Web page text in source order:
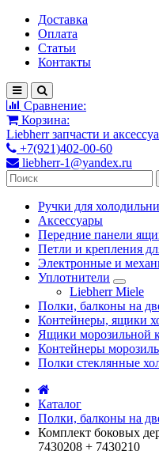
Доставка
Оплата
Статьи
Контакты
Сравнение:
Корзина:
Liebherr запчасти и
+7(921)402-00-60
liebherr-1@yandex.ru
Ручки для
Аксессуары
Передние панели
Петли и крепления
Электронные и
Уплотнители
Liebherr Miele
Полки, балконы на
Контейнеры, ящики
Ящики морозильной
Контейнеры
Полки стеклянные
Каталог
Полки, балконы на
Комплект боковых
7430208 + 7430210